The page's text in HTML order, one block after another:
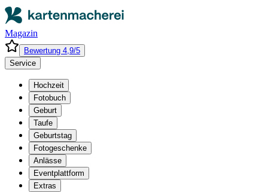
Magazin
Bewertung 4,9/5
Service
Hochzeit
Fotobuch
Geburt
Taufe
Geburtstag
Fotogeschenke
Anlässe
Eventplattform
Extras